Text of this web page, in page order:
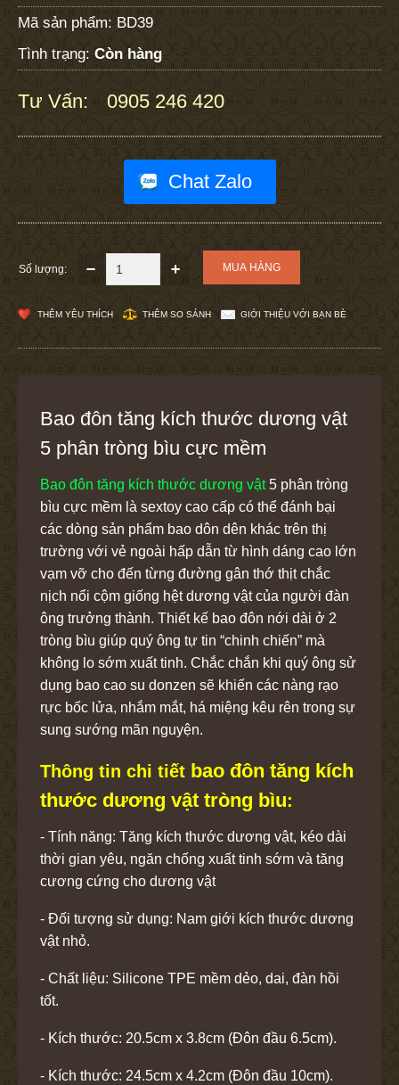
Mã sản phẩm: BD39
Tình trạng: Còn hàng
Tư Vấn: 0905 246 420
Chat Zalo
Số lượng:
THÊM YÊU THÍCH THÊM SO SÁNH GIỚI THIỆU VỚI BẠN BÈ
Bao đôn tăng kích thước dương vật
5 phân tròng bìu cực mềm
Bao đôn tăng kích thước dương vật5 phân tròng
bìu cực mềm là sextoy cao cấp có thể đánh bại
các dòng sản phẩm bao dôn dên khác trên thị
trường với vẻ ngoài hấp dẫn từ hình dáng cao lớn
vạm vỡ cho đến từng đường gân thớ thịt chắc
nịch nổi cộm giống hệt dương vật của người đàn
ông trưởng thành. Thiết kế bao đôn nới dài ở 2
tròng bìu giúp quý ông tự tin “chinh chiến” mà
không lo sớm xuất tinh. Chắc chắn khi quý ông sử
dụng bao cao su donzen sẽ khiến các nàng rạo
rực bốc lửa, nhắm mắt, há miệng kêu rên trong sự
sung sướng mãn nguyện.
Thông tin chi tiết bao đôn tăng kích
thước dương vật tròng bìu:
- Tính năng: Tăng kích thước dương vật, kéo dài
thời gian yêu, ngăn chống xuất tinh sớm và tăng
cương cứng cho dương vật
- Đối tượng sử dụng: Nam giới kích thước dương
vật nhỏ.
- Chất liệu: Silicone TPE mềm dẻo, dai, đàn hồi
tốt.
- Kích thước: 20.5cm x 3.8cm (Đôn đầu 6.5cm).
- Kích thước: 24.5cm x 4.2cm (Đôn đầu 10cm).